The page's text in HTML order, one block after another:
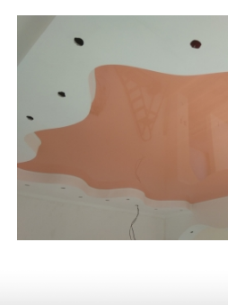
Площадь 8 м2 Стоимость